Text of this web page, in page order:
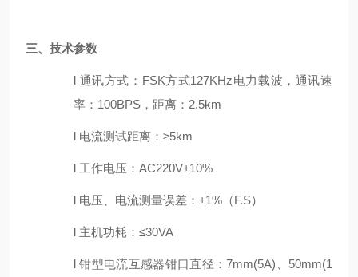
三、 技术参数
l 通讯方式： FSK方式127KHz电力载波，通讯速
率：100BPS，距离：2.5km
l 电流测试距离： ≥5km
l 工作电压： AC220V±10%
l 电压、 电流测量误差： ±1% （F.S）
l 主机功耗： ≤30VA
l钳型电流互感器钳口直径：7mm(5A)、50mm(1